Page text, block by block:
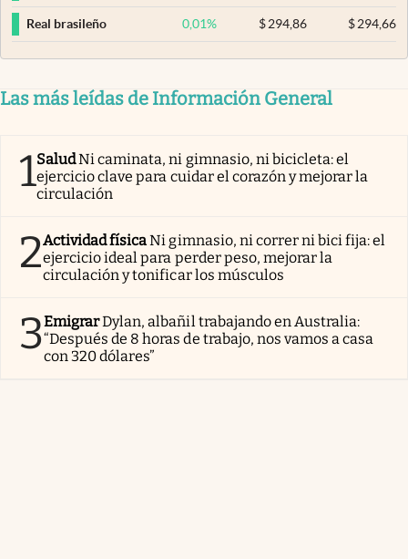
Real brasileño 0,01% $ 294,86 $294,66
Las más leídas de Información General
1SaludNi caminata, ni gimnasio, ni bicicleta: el
ejercicio clave para cuidar el corazón y mejorar la
circulación
2Actividad físicaNi gimnasio, ni correr ni bici fija: el
ejercicio ideal para perder peso, mejorar la
circulación y tonificar los músculos
3EmigrarDylan, albañil trabajando en Australia:
“Después de 8 horas de trabajo, nos vamos a casa
con 320 dólares”